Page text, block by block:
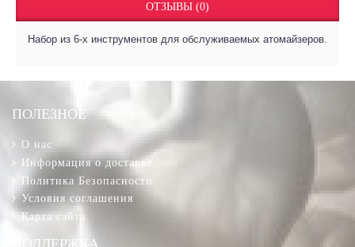
ОТЗЫВЫ (0)
Набор из 6-х инструментов для обслуживаемых атомайзеров.
ПОЛЕЗНОЕ
О нас
Информация о доставке
Политика Безопасности
Условия соглашения
Карта сайта
ПОДДЕРЖКА